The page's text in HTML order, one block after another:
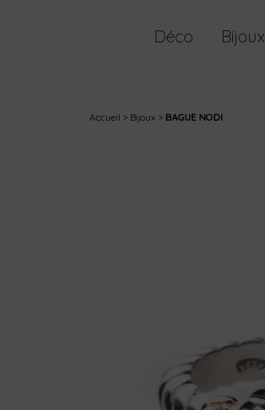
Déco Bijoux
Accueil Bijoux BAGUE NODI